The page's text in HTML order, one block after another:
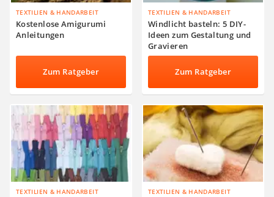
TEXTILIEN & HANDARBEIT
Kostenlose Amigurumi
Anleitungen
Zum Ratgeber
TEXTILIEN & HANDARBEIT
Windlicht basteln: 5 DIY-
Ideen zum Gestaltung und
Gravieren
Zum Ratgeber
TEXTILIEN & HANDARBEIT TEXTILIEN & HANDARBEIT